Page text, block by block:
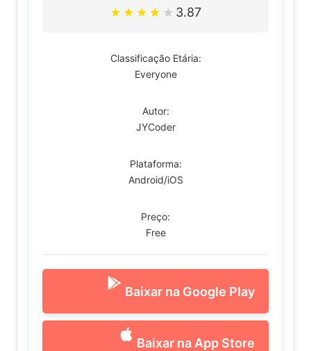
★ ★ ★ ★ ★ 3.87
Classificação Etária:
Everyone
Autor:
JYCoder
Plataforma:
Android/iOS
Preço:
Free
Baixar na Google Play
Baixar na App Store